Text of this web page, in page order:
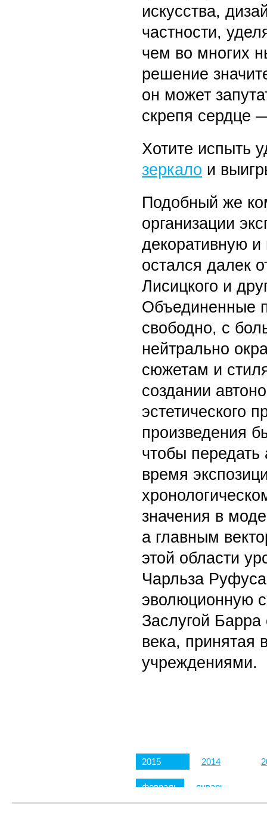
искусства,
частности,
чем во многих
решение
он может
скрепя сердце
Хотите испыть
зеркало и
Подобный же
организации
декоративную и
остался далек
Лисицкого и
Объединенные
свободно, с
нейтрально
сюжетам и
создании
эстетического
произведения
чтобы
время
значения в
а главным
этой области
Чарльза
эволюционную
Заслугой Барра
века, принятая
учреждениями.
2015
февраль январь
2014